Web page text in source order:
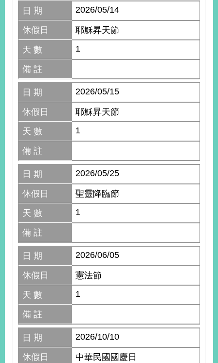
日 期 2026/05/14
休假日
耶穌昇天節
天 數
1
備 註
日 期 2026/05/15
休假日
耶穌昇天節
天 數
1
備 註
日 期 2026/05/25
休假日
聖靈降臨節
天 數
1
備 註
日 期 2026/06/05
休假日
憲法節
天 數
1
備 註
日 期 2026/10/10
休假日
中華民國國慶日